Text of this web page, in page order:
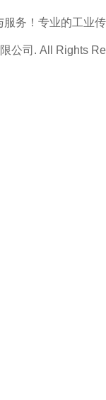
务！专业的工业
公司. All Rights